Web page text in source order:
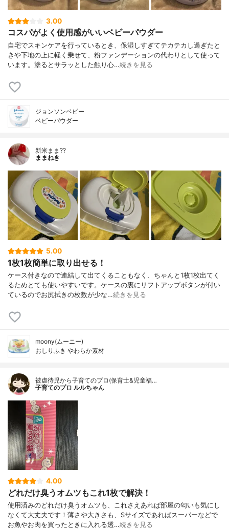
3.00
コスパがよく使用感がいいベビーパウダー
自宅でスキンケアを行っているとき、保湿しすぎてテカテカし過ぎたと
きや下地の上に軽く乗せて、粉ファンデーションの代わりとして使って
います。塗るとサラッとした触り心…続きを見る
ジョンソンベビー
ベビーパウダー
新米まま??
ままねき
5.00
1枚1枚簡単に取り出せる！
ケース付きなので連結して出てくることもなく、ちゃんと1枚1枚出てく
るためとても使いやすいです。ケースの裏にリフトアップボタンが付い
ているのでお尻拭きの枚数が少な…続きを見る
moony(ムーニー)
おしりふき やわらか素材
被虐待児から子育てのプロ(保育士&児童福…
子育てのプロ ルルちゃん
4.00
どれだけ臭うオムツもこれ1枚で解決！
使用済みのどれだけ臭うオムツも、これさえあれば部屋の匂いも気にし
なくて大丈夫です！薄さや大きさも、Sサイズであればスーパーなどで
お魚やお肉を買ったときに入れる透…続きを見る